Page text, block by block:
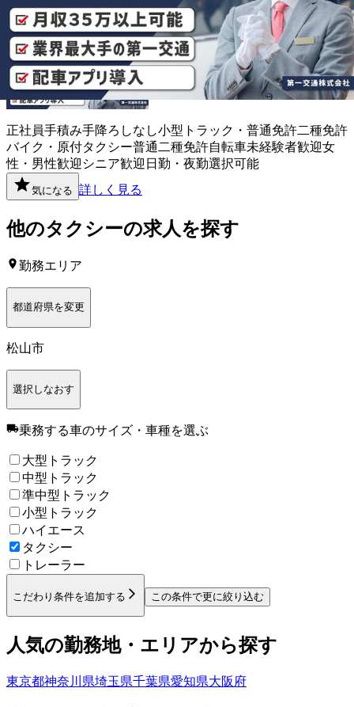
愛媛県松山市
正社員手積み手降ろしなし小型トラック・普通免許二種免許
バイク・原付タクシー普通二種免許自転車未経験者歓迎女
性・男性歓迎 シニア歓迎 日勤・夜勤選択可能
気になる 詳しく見る
他のタクシーの求人を探す
勤務エリア
都道府県を変更
松山市
選択しなおす
乗務する車のサイズ・車種を選ぶ
大型トラック
中型トラック
準中型トラック
小型トラック
ハイエース
タクシー
トレーラー
こだわり条件を追加する この条件で更に絞り込む
人気の勤務地・エリアから探す
東京都神奈川県埼玉県千葉県愛知県大阪府